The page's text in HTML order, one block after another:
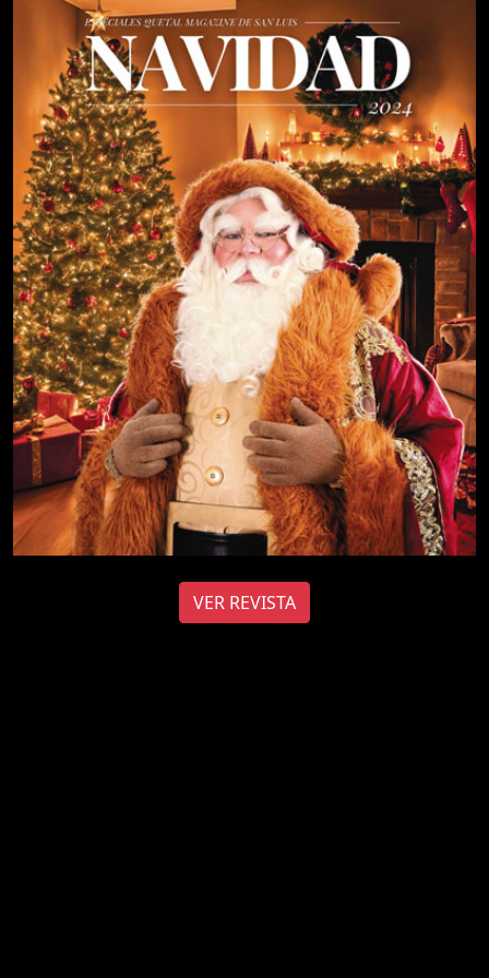
VER REVISTA